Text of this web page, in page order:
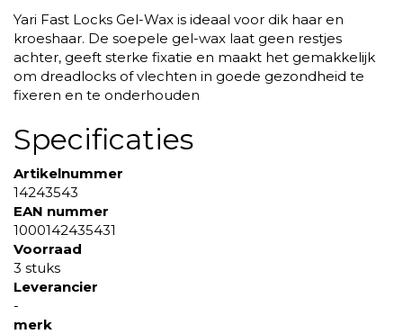
Yari Fast Locks Gel-Wax is ideaal voor dik haar en
kroeshaar. De soepele gel-wax laat geen restjes
achter, geeft sterke fixatie en maakt het gemakkelijk
om dreadlocks of vlechten in goede gezondheid te
fixeren en te onderhouden
Specificaties
Artikelnummer
14243543
EAN nummer
1000142435431
Voorraad
3 stuks
Leverancier
-
merk